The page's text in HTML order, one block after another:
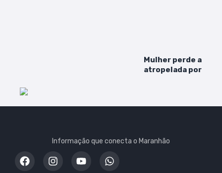
Mulher perde a vida
atropelada por
Informação que conecta o Maranhão